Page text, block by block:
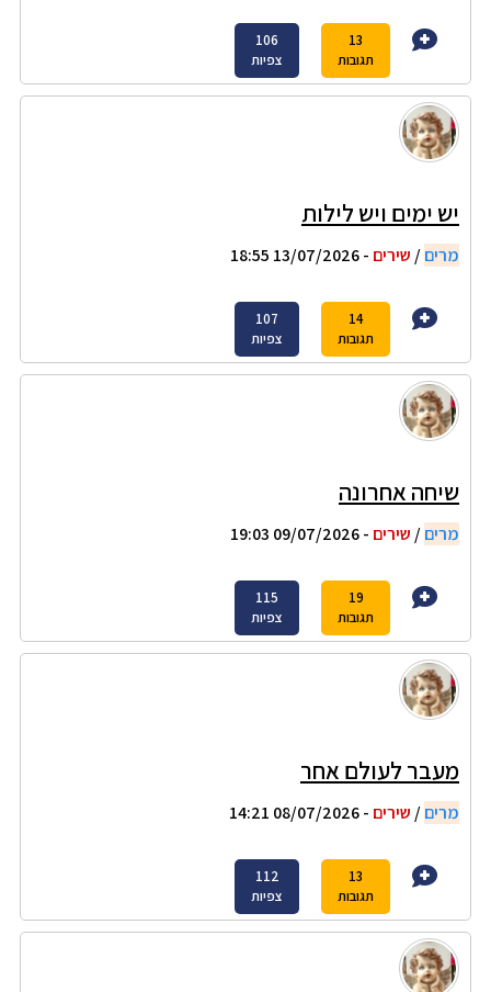
13
תגובות
106
צפיות
יש ימים ויש לילות
מרים/ שירים - 13/07/2026 18:55
14
תגובות
107
צפיות
שיחה אחרונה
מרים/ שירים - 09/07/2026 19:03
19
תגובות
115
צפיות
מעבר לעולם אחר
מרים/ שירים - 08/07/2026 14:21
13
תגובות
112
צפיות